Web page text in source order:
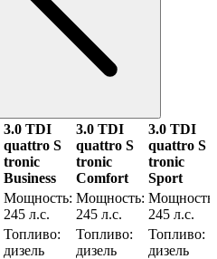
3.0 TDI
quattro S
tronic
Business
3.0 TDI
quattro S
tronic
Comfort
3.0 TDI
quattro S
tronic
Sport
Мощность:
245 л.с.
Мощность:
245 л.с.
Мощность:
245 л.с.
Топливо:
дизель
Топливо:
дизель
Топливо:
дизель